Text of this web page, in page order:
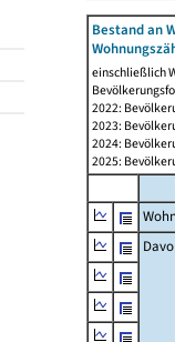
Bestand an
einschließlich
2022:
2023:
2024:
2025: